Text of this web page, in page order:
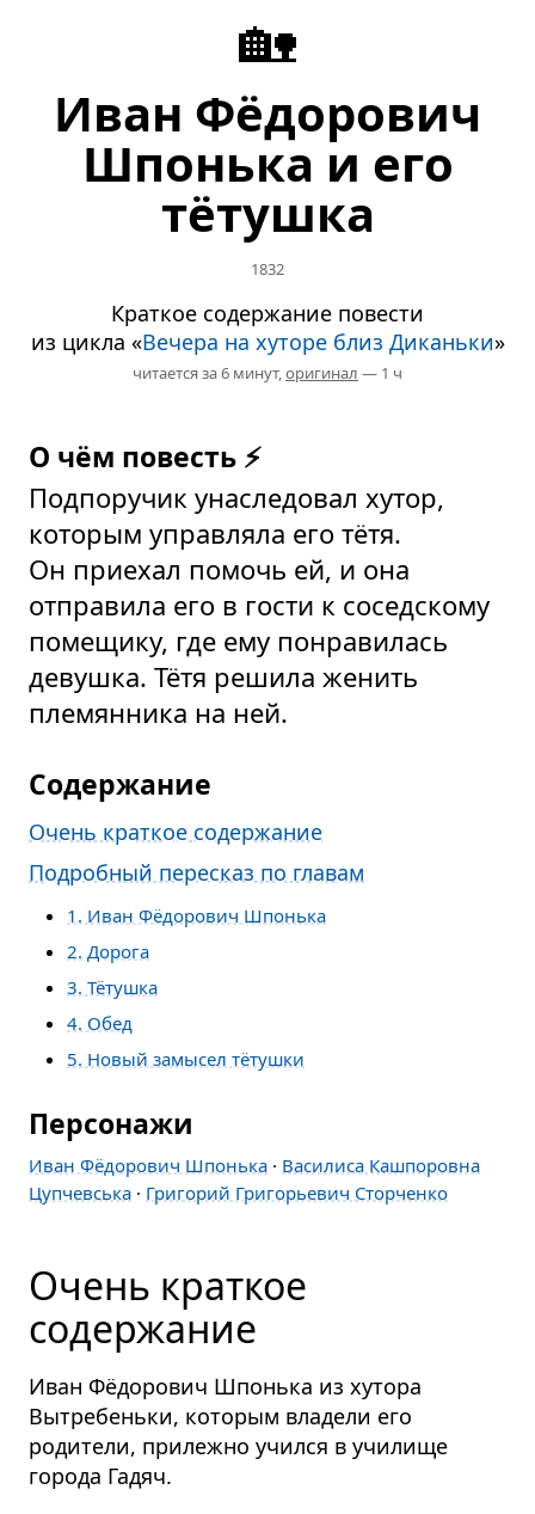
🏡
Иван Фёдорович
Шпонька и его
тётушка
1832
Краткое содержание повести
из цикла «Вечера на хуторе близ Диканьки»
читается за 6 минут,оригинал — 1 ч
О чём повесть ⚡
Подпоручик унаследовал хутор,
которым управляла его тётя.
Он приехал помочь ей, и она
отправила его в гости к соседскому
помещику, где ему понравилась
девушка. Тётя решила женить
племянника на ней.
Содержание
Очень краткое содержание
Подробный пересказ по главам
1. Иван Фёдорович Шпонька
2. Дорога
3. Тётушка
4. Обед
5. Новый замысел тётушки
Персонажи
Иван Фёдорович Шпонька · Василиса Кашпоровна
Цупчевська · Григорий Григорьевич Сторченко
Очень краткое
содержание
Иван Фёдорович Шпонька из хутора
Вытребеньки, которым владели его
родители, прилежно учился в училище
города Гадяч.